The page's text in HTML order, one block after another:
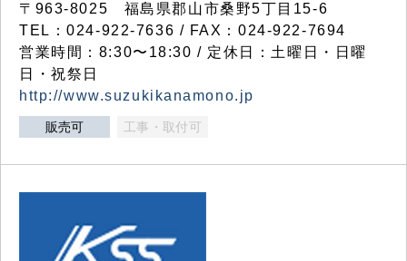
〒963-8025 福島県郡山市桑野5丁目15-6
TEL：024-922-7636 / FAX：024-922-7694
営業時間：8:30〜18:30 / 定休日：土曜日・日曜
日・祝祭日
http://www.suzukikanamono.jp
販売可 工事・取付可